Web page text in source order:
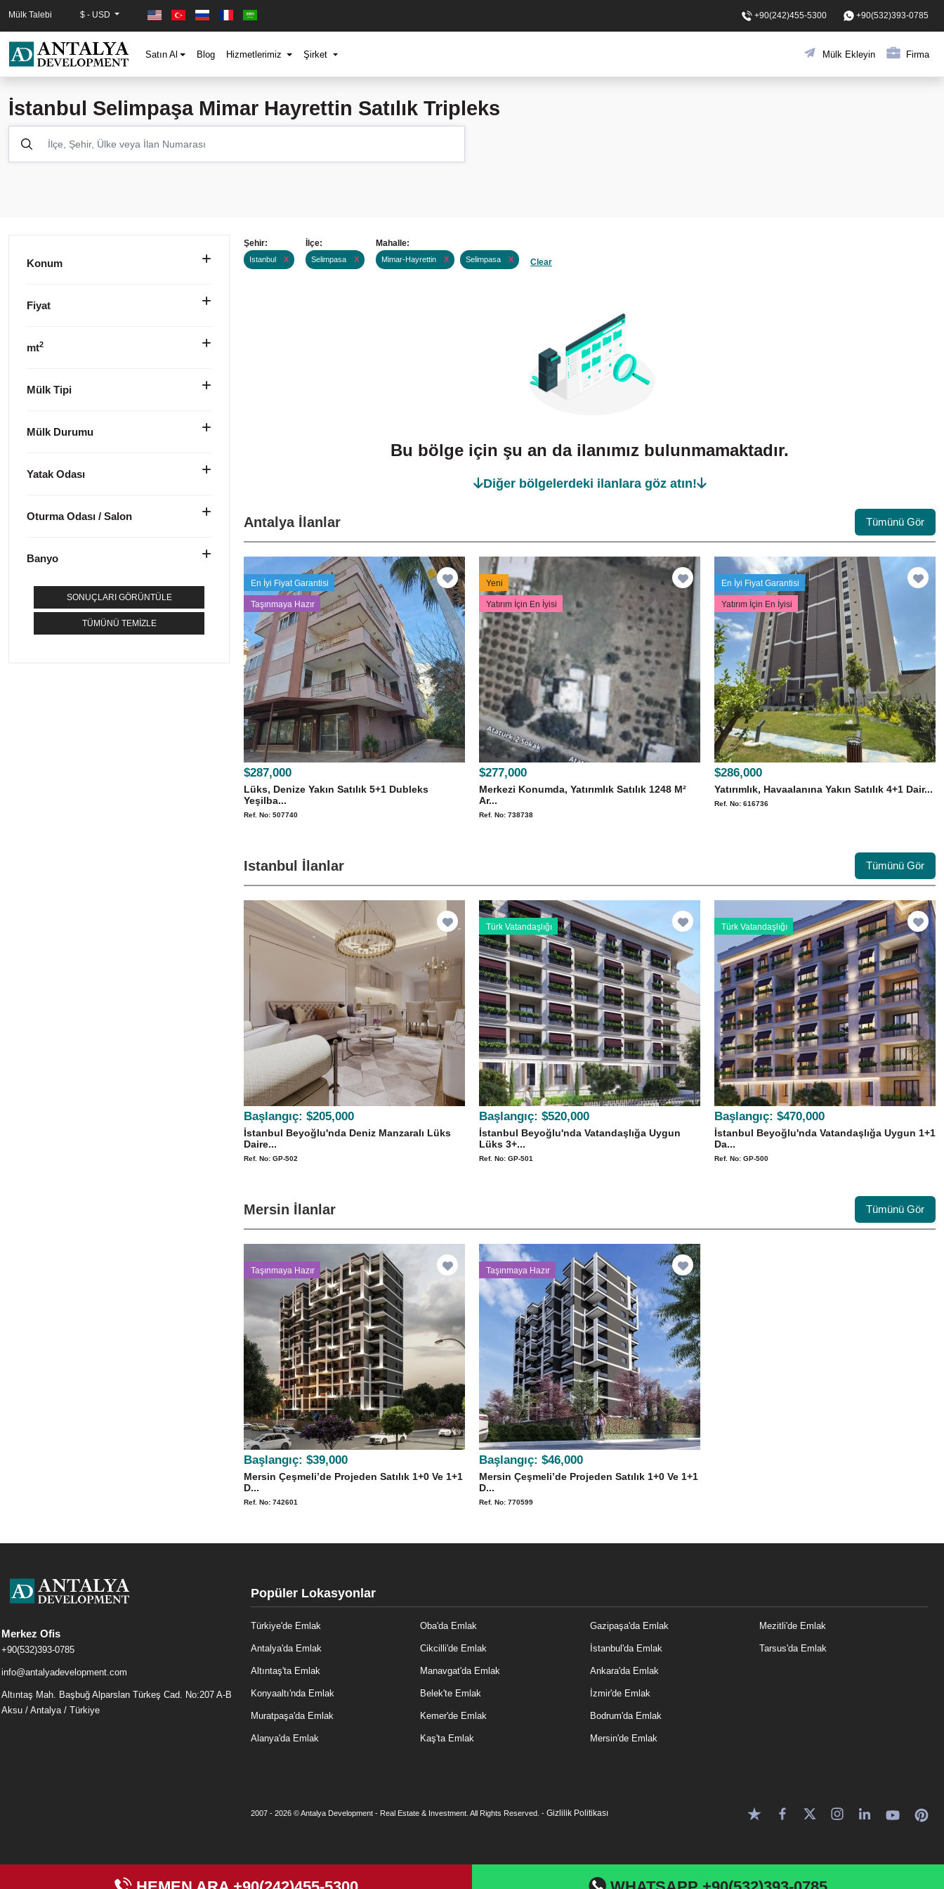
Mülk Talebi $ - USD +90(242)455-5300 +90(532)393-0785
Satın Al Blog Hizmetlerimiz Şirket Mülk Ekleyin Firma
İstanbul Selimpaşa Mimar Hayrettin Satılık Tripleks
Konum
Fiyat
mt2
Mülk Tipi
Mülk Durumu
Yatak Odası
Oturma Odası / Salon
Banyo
SONUÇLARI GÖRÜNTÜLE
TÜMÜNÜ TEMIZLE
Şehir:
Istanbul X
İlçe:
Selimpasa X
Mahalle:
Mimar-Hayrettin X Selimpasa X Clear
Bu bölge için şu an da ilanımız bulunmamaktadır.
Diğer bölgelerdeki ilanlara göz atın!
Antalya İlanlar Tümünü Gör
En İyi Fiyat Garantisi
Taşınmaya Hazır
$287,000
Lüks, Denize Yakın Satılık 5+1 Dubleks
Yeşilba...
Ref. No: 507740
Yeni
Yatırım İçin En İyisi
$277,000
Merkezi Konumda, Yatırımlık Satılık 1248 M²
Ar...
Ref. No: 738738
En İyi Fiyat Garantisi
Yatırım İçin En İyisi
$286,000
Yatırımlık, Havaalanına Yakın Satılık 4+1 Dair...
Ref. No: 616736
Istanbul İlanlar Tümünü Gör
Başlangıç: $205,000
İstanbul Beyoğlu'nda Deniz Manzaralı Lüks
Daire...
Ref. No: GP-502
Türk Vatandaşlığı
Başlangıç: $520,000
İstanbul Beyoğlu'nda Vatandaşlığa Uygun
Lüks 3+...
Ref. No: GP-501
Türk Vatandaşlığı
Başlangıç: $470,000
İstanbul Beyoğlu'nda Vatandaşlığa Uygun 1+1
Da...
Ref. No: GP-500
Mersin İlanlar Tümünü Gör
Taşınmaya Hazır
Başlangıç: $39,000
Mersin Çeşmeli’de Projeden Satılık 1+0 Ve 1+1
D...
Ref. No: 742601
Taşınmaya Hazır
Başlangıç: $46,000
Mersin Çeşmeli’de Projeden Satılık 1+0 Ve 1+1
D...
Ref. No: 770599
Merkez Ofis
+90(532)393-0785
info@antalyadevelopment.com
Altıntaş Mah. Başbuğ Alparslan Türkeş Cad. No:207 A-B
Aksu / Antalya / Türkiye
Popüler Lokasyonlar
Türkiye'de Emlak
Antalya'da Emlak
Altıntaş'ta Emlak
Konyaaltı'nda Emlak
Muratpaşa'da Emlak
Alanya'da Emlak
Oba'da Emlak
Cikcilli'de Emlak
Manavgat'da Emlak
Belek'te Emlak
Kemer'de Emlak
Kaş'ta Emlak
Gazipaşa'da Emlak
İstanbul'da Emlak
Ankara'da Emlak
İzmir'de Emlak
Bodrum'da Emlak
Mersin'de Emlak
Mezitli'de Emlak
Tarsus'da Emlak
2007 - 2026 © Antalya Development - Real Estate & Investment. All Rights Reserved. - Gizlilik Politikası